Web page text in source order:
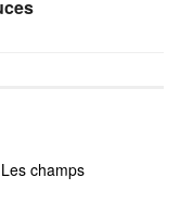
Les champs